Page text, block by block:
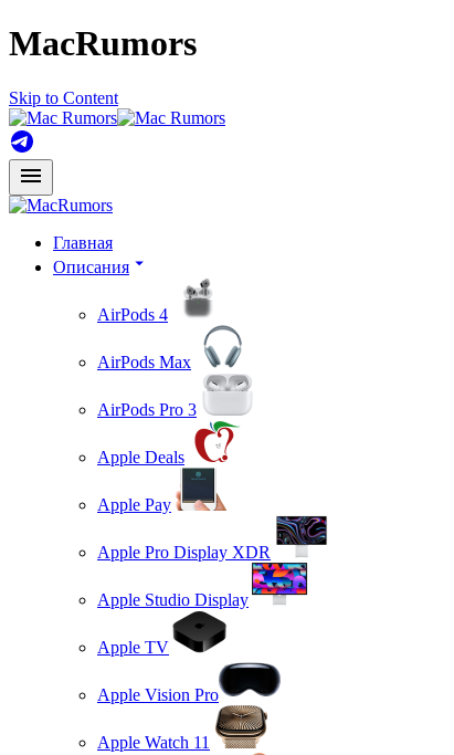
MacRumors
Skip to Content
Главная
Описания
AirPods 4
AirPods Max
AirPods Pro 3
Apple Deals
Apple Pay
Apple Pro Display XDR
Apple Studio Display
Apple TV
Apple Vision Pro
Apple Watch 11